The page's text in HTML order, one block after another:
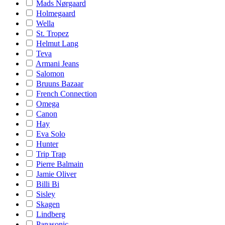
Mads Nørgaard
Holmegaard
Wella
St. Tropez
Helmut Lang
Teva
Armani Jeans
Salomon
Bruuns Bazaar
French Connection
Omega
Canon
Hay
Eva Solo
Hunter
Trip Trap
Pierre Balmain
Jamie Oliver
Billi Bi
Sisley
Skagen
Lindberg